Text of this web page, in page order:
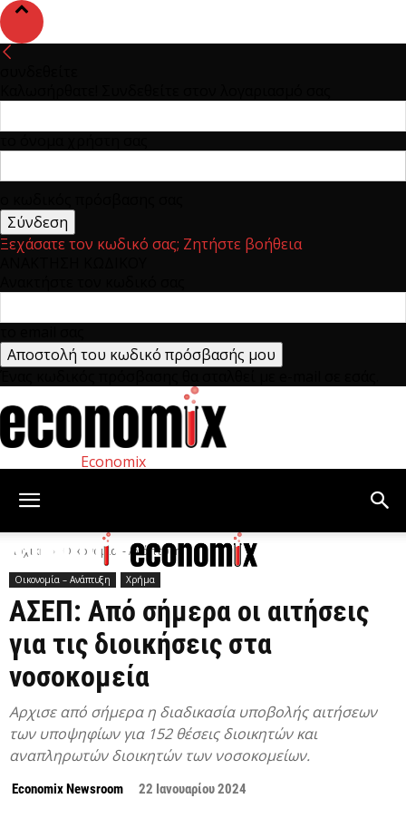
Ξεχάσατε τον κωδικό σας; Ζητήστε βοήθεια
Economix
Αρχική Οικονομία – Ανάπτυξη
Οικονομία – Ανάπτυξη Χρήμα
ΑΣΕΠ: Από σήμερα οι αιτήσεις
για τις διοικήσεις στα
νοσοκομεία
Αρχισε από σήμερα η διαδικασία υποβολής αιτήσεων
των υποψηφίων για 152 θέσεις διοικητών και
αναπληρωτών διοικητών των νοσοκομείων.
Economix Newsroom 22 Ιανουαρίου 2024